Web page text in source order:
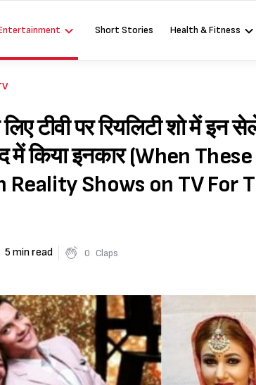
Short Stories Health & Fitness
टीवी पर रियलिटी शो में इन
में किया इनकार (When
Reality Shows on TV For
5 min read 0 Claps